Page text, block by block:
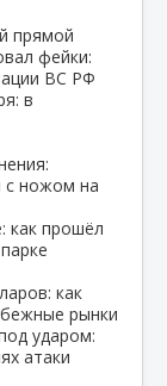
прямой
фейки:
ВС РФ
в
с ножом на
как прошёл
как
рынки
ударом:
атаки